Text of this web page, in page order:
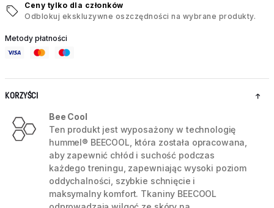
Ceny tylko dla członków
Odblokuj ekskluzywne oszczędności na wybrane produkty.
Metody płatności
KORZYŚCI
Bee Cool
Ten produkt jest wyposażony w technologię
hummel® BEECOOL, która została opracowana,
aby zapewnić chłód i suchość podczas
każdego treningu, zapewniając wysoki poziom
oddychalności, szybkie schnięcie i
maksymalny komfort. Tkaniny BEECOOL